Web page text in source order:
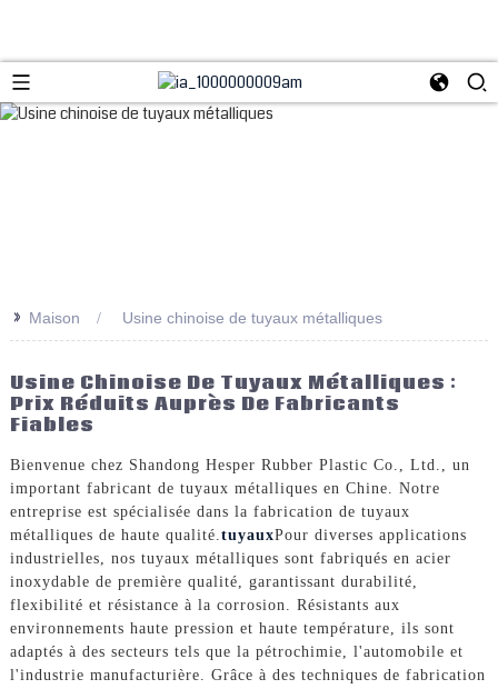
>> Maison Usine chinoise de tuyaux métalliques
Usine Chinoise De Tuyaux Métalliques :
Prix Réduits Auprès De Fabricants
Fiables
Bienvenue chez Shandong Hesper Rubber Plastic Co., Ltd., un
important fabricant de tuyaux métalliques en Chine. Notre
entreprise est spécialisée dans la fabrication de tuyaux
métalliques de haute qualité.tuyauxPour diverses applications
industrielles, nos tuyaux métalliques sont fabriqués en acier
inoxydable de première qualité, garantissant durabilité,
flexibilité et résistance à la corrosion. Résistants aux
environnements haute pression et haute température, ils sont
adaptés à des secteurs tels que la pétrochimie, l'automobile et
l'industrie manufacturière. Grâce à des techniques de fabrication